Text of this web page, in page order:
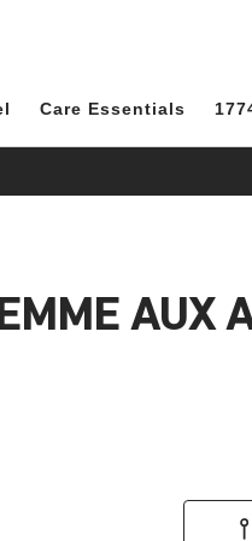
Care Essentials
AUX